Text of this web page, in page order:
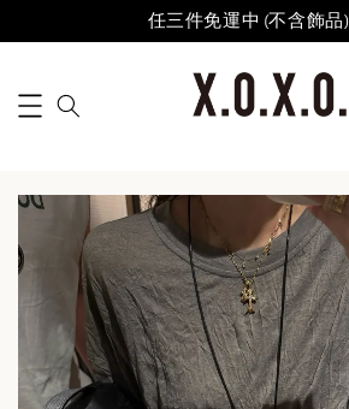
任三件免運中 (不含飾品)